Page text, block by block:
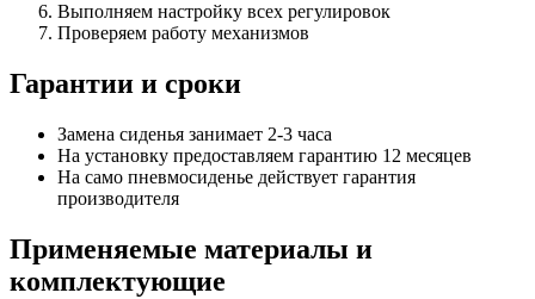
Выполняем настройку всех регулировок
Проверяем работу механизмов
Гарантии и сроки
Замена сиденья занимает 2-3 часа
На установку предоставляем гарантию 12 месяцев
На само пневмосиденье действует гарантия
производителя
Применяемые материалы и
комплектующие